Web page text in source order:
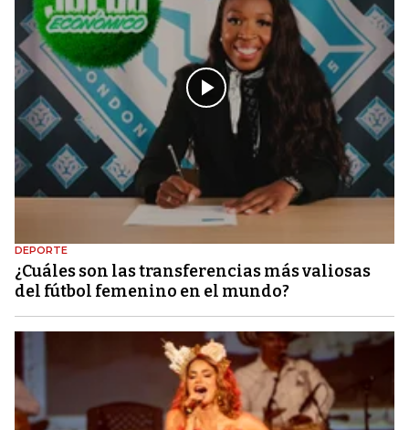
DEPORTE
¿Cuáles son las transferencias más valiosas
del fútbol femenino en el mundo?